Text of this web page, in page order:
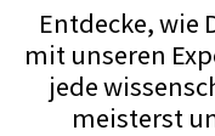
Entdecke, wie
mit unseren
jede
meisterst